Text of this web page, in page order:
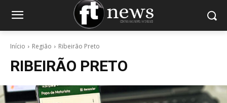
Início Região Ribeirão Preto
RIBEIRÃO PRETO